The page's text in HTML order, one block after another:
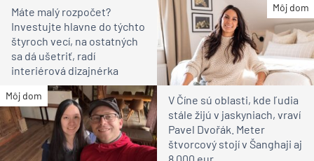
Môj dom
Máte malý rozpočet?
Investujte hlavne do týchto
štyroch vecí, na ostatných
sa dá ušetriť, radí
interiérová dizajnérka
Môj dom
V Číne sú oblasti, kde ľudia
stále žijú v jaskyniach, vraví
Pavel Dvořák. Meter
štvorcový stojí v Šanghaji aj